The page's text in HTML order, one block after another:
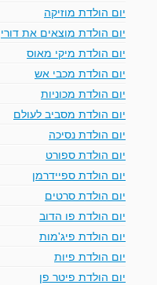
יום הולדת מוזיקה
יום הולדת מוצאים את דורי
יום הולדת מיקי מאוס
יום הולדת מכבי אש
יום הולדת מכוניות
יום הולדת מסביב לעולם
יום הולדת נסיכה
יום הולדת ספורט
יום הולדת ספיידרמן
יום הולדת סרטים
יום הולדת פו הדוב
יום הולדת פיג'מות
יום הולדת פיות
יום הולדת פיטר פן